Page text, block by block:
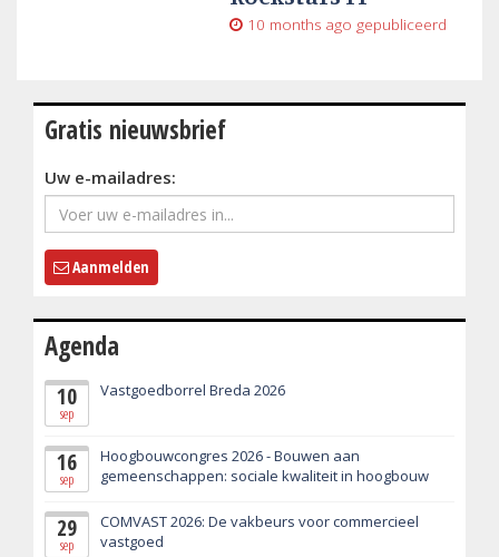
10 months ago gepubliceerd
Gratis nieuwsbrief
Uw e-mailadres:
Aanmelden
Agenda
10
sep
Vastgoedborrel Breda 2026
16
sep
Hoogbouwcongres 2026 - Bouwen aan
gemeenschappen: sociale kwaliteit in hoogbouw
29
sep
COMVAST 2026: De vakbeurs voor commercieel
vastgoed